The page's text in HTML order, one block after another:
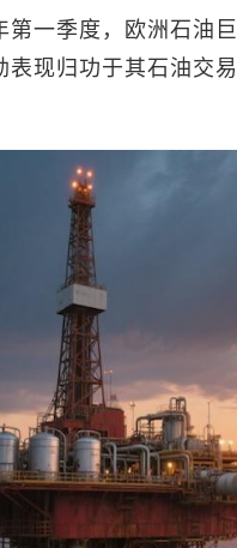
第一季度，欧洲石油
表现归功于其石油交